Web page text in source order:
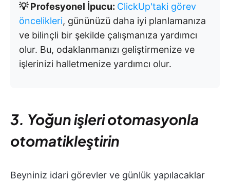
💡 Profesyonel İpucu: ClickUp'taki görev
öncelikleri, gününüzü daha iyi planlamanıza
ve bilinçli bir şekilde çalışmanıza yardımcı
olur. Bu, odaklanmanızı geliştirmenize ve
işlerinizi halletmenize yardımcı olur.
3. Yoğun işleri otomasyonla
otomatikleştirin
Beyniniz idari görevler ve günlük yapılacaklar